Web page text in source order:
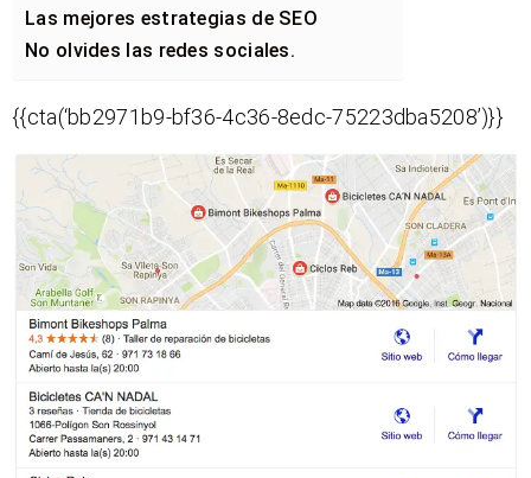
Las mejores estrategias de SEO
No olvides las redes sociales.
{{cta(‘bb2971b9-bf36-4c36-8edc-75223dba5208’)}}